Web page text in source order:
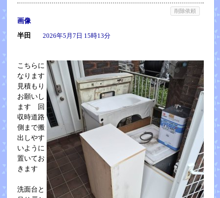
画像
半田
2026年5月7日 15時13分
こちらに
なります
見積もり
お願いし
ます 回
収時道路
側まで搬
出しやす
いように
置いてお
きます
洗面台と
削除依頼